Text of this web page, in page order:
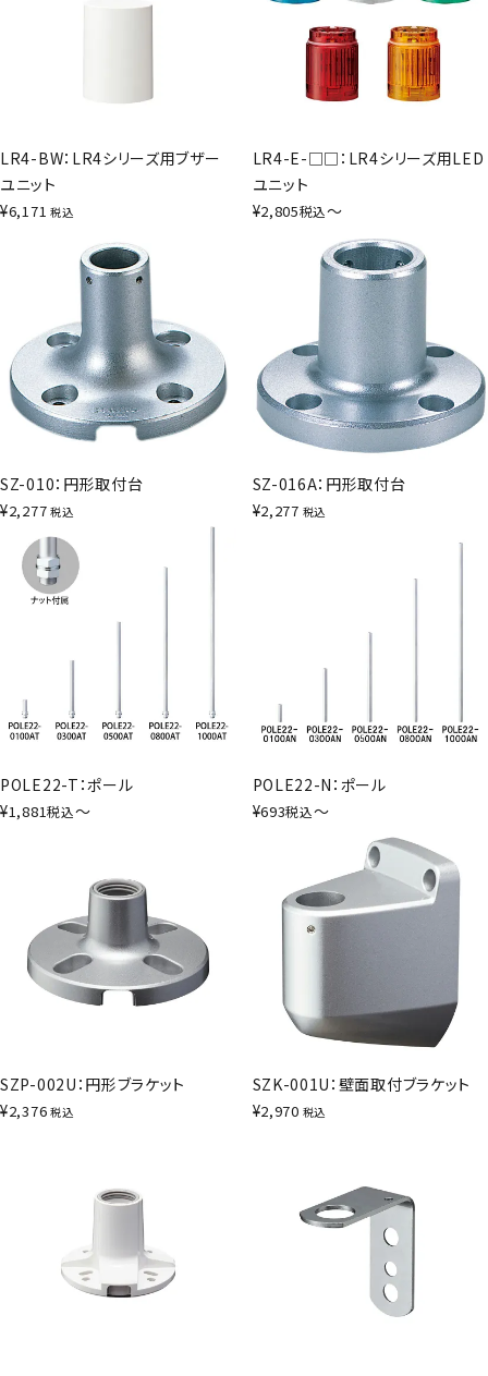
LR4-BW：LR4シリーズ用ブザー
ユニット
¥6,171 税込
LR4-E-□□：LR4シリーズ用LED
ユニット
¥2,805税込〜
SZ-010：円形取付台
¥2,277 税込
SZ-016A：円形取付台
¥2,277 税込
POLE22-T：ポール
¥1,881税込〜
POLE22-N：ポール
¥693税込〜
SZP-002U：円形ブラケット
¥2,376 税込
SZK-001U：壁面取付ブラケット
¥2,970 税込